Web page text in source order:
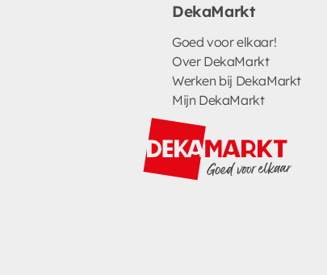
DekaMarkt
Goed voor elkaar!
Over DekaMarkt
Werken bij DekaMarkt
Mijn DekaMarkt